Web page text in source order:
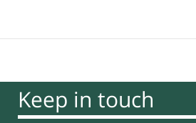
Keep in touch